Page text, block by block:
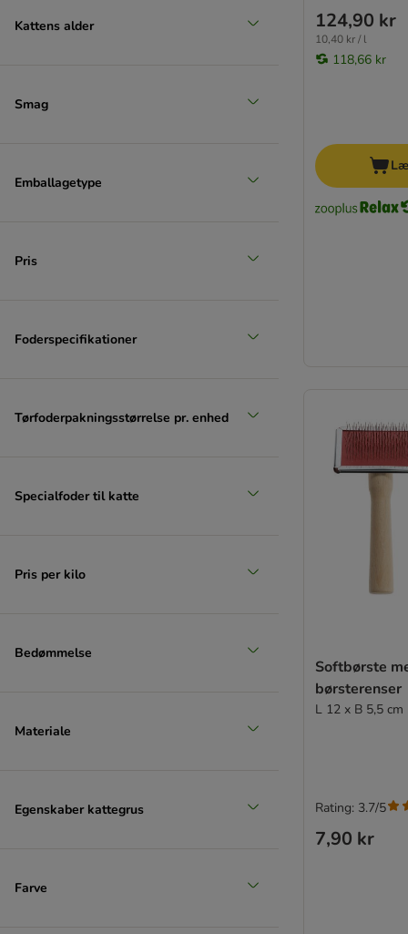
(3)
Kattens alder
Smag
Emballagetype
Pris
Foderspecifikationer
Tørfoderpakningsstørrelse pr. enhed
Specialfoder til katte
Pris per kilo
Bedømmelse
Materiale
Egenskaber kattegrus
Farve
124,90 kr
10,40 kr / l
118,66 kr
Softbørste
børsterenser
L 12 x B 5,5 cm
7,90 kr
Rating: 3.7/5